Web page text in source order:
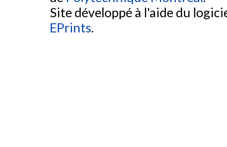
Site développé à l'aide du
EPrints.